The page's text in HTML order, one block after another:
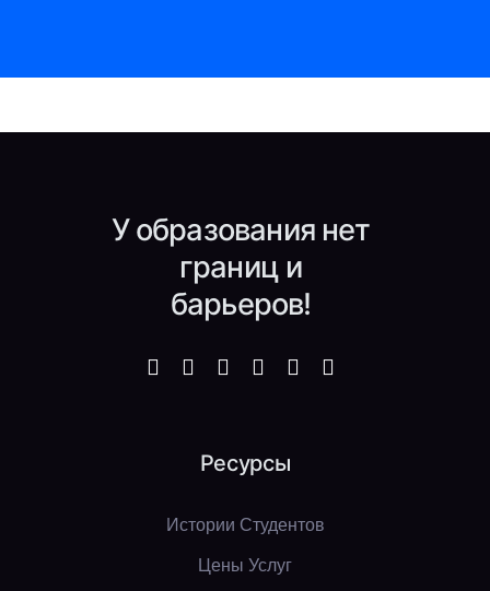
У образования нет
границ и
барьеров!
Ресурсы
Истории Студентов
Цены Услуг